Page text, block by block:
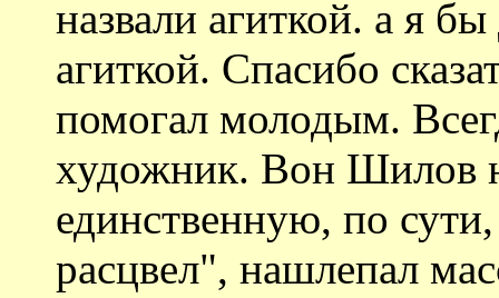
назвали агиткой. а я
агиткой. Спасибо
помогал молодым.
художник. Вон Шилов
единственную, по
расцвел", нашлепал